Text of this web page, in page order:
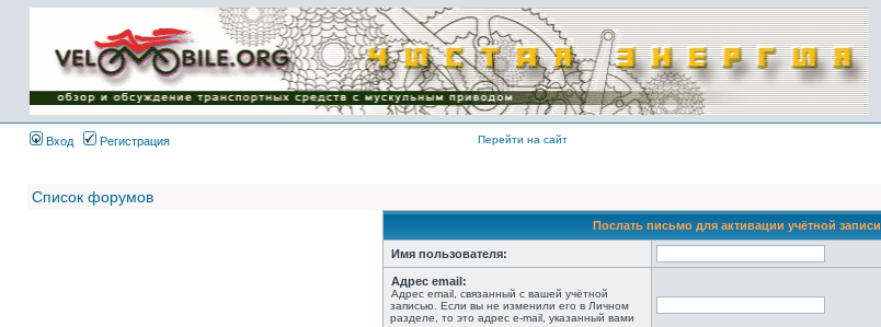
Имя пользователя:
Пароль:
{ LOG_ME_IN_SHORT
}
Вход Регистрация Перейти на сайт
Список форумов
Послать письмо для активации учётной записи
Имя пользователя:
Адрес email:
Адрес email, связанный с вашей учётной
записью. Если вы не изменили его в Личном
разделе, то это адрес e-mail, указанный вами